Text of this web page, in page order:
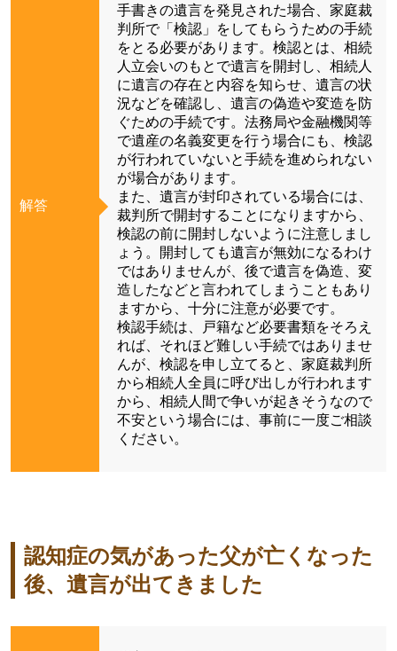
解答
手書きの遺言を発見された場合、家庭裁
判所で「検認」をしてもらうための手続
をとる必要があります。検認とは、相続
人立会いのもとで遺言を開封し、相続人
に遺言の存在と内容を知らせ、遺言の状
況などを確認し、遺言の偽造や変造を防
ぐための手続です。法務局や金融機関等
で遺産の名義変更を行う場合にも、検認
が行われていないと手続を進められない
が場合があります。
また、遺言が封印されている場合には、
裁判所で開封することになりますから、
検認の前に開封しないように注意しまし
ょう。開封しても遺言が無効になるわけ
ではありませんが、後で遺言を偽造、変
造したなどと言われてしまうこともあり
ますから、十分に注意が必要です。
検認手続は、戸籍など必要書類をそろえ
れば、それほど難しい手続ではありませ
んが、検認を申し立てると、家庭裁判所
から相続人全員に呼び出しが行われます
から、相続人間で争いが起きそうなので
不安という場合には、事前に一度ご相談
ください。
認知症の気があった父が亡くなった
後、遺言が出てきました